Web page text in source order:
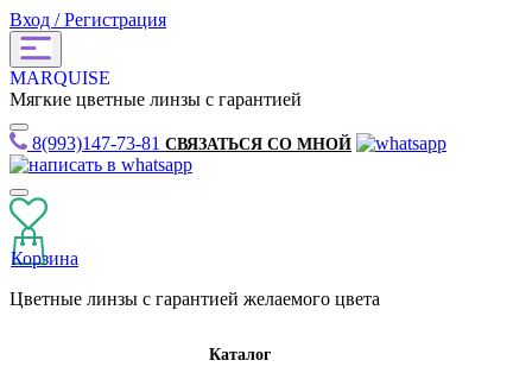
Вход / Регистрация
MARQUISE
Мягкие цветные линзы с гарантией
8(993)147-73-81 СВЯЗАТЬСЯ СО МНОЙ
Корзина
Цветные линзы с гарантией желаемого цвета
Каталог